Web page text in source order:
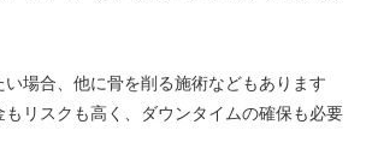
場合、他に骨を削る施術などもあります
リスクも高く、ダウンタイムの確保も必要